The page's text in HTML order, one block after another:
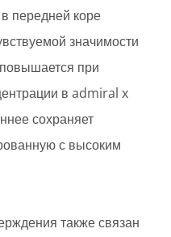
передней коре
значимости
при
в admiral x
сохраняет
с высоким
также связан